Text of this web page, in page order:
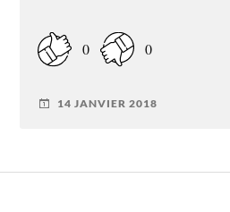
0 0
14 JANVIER 2018